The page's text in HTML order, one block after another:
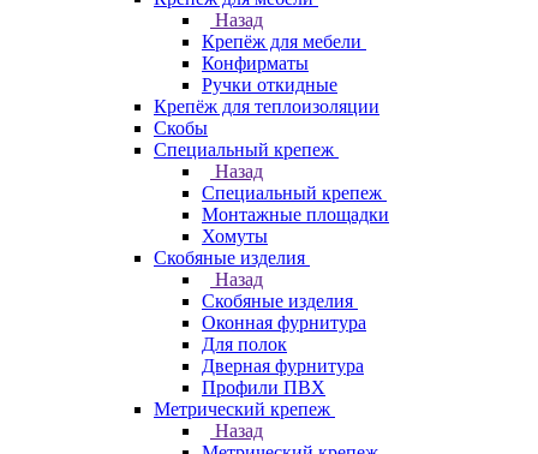
Назад
Крепёж для мебели
Конфирматы
Ручки откидные
Крепёж для теплоизоляции
Скобы
Специальный крепеж
Назад
Специальный крепеж
Монтажные площадки
Хомуты
Скобяные изделия
Назад
Скобяные изделия
Оконная фурнитура
Для полок
Дверная фурнитура
Профили ПВХ
Метрический крепеж
Назад